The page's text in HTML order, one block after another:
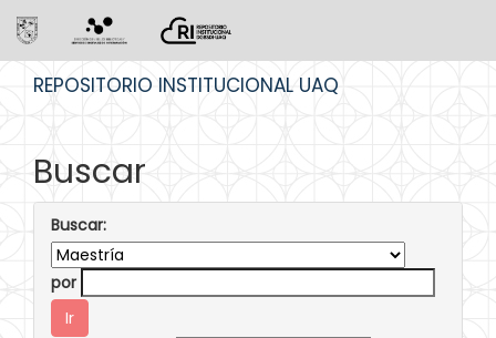
REPOSITORIO INSTITUCIONAL UAQ
Buscar
Buscar:
por